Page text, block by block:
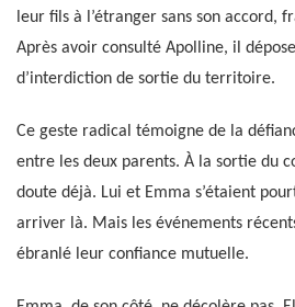
leur fils à l’étranger sans son accord,
Après avoir consulté Apolline, il
d’interdiction de sortie du territoire.
Ce geste radical témoigne de la
entre les deux parents. À la sortie du
doute déjà. Lui et Emma s’étaient
arriver là. Mais les événements
ébranlé leur confiance mutuelle.